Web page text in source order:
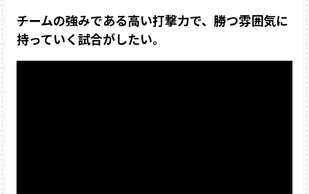
チームの強みである高い打撃力で、勝つ雰囲気に
持っていく試合がしたい。